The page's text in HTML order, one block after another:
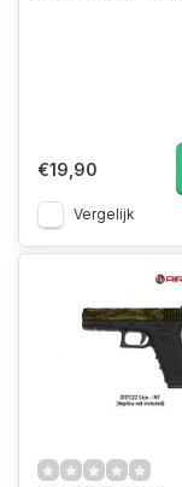
€19,90
Vergelijk